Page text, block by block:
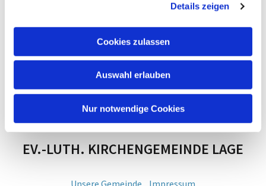
Details zeigen
Cookies zulassen
Auswahl erlauben
Nur notwendige Cookies
EV.-LUTH. KIRCHENGEMEINDE LAGE